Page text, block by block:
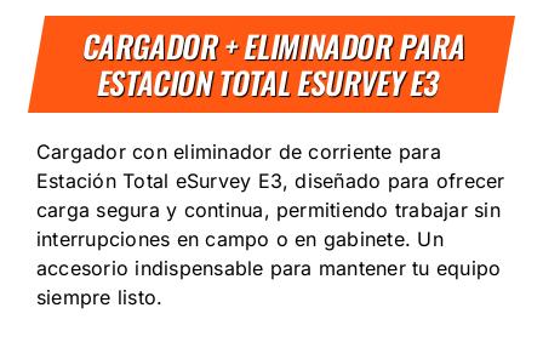
CARGADOR + ELIMINADOR PARA
ESTACION TOTAL ESURVEY E3
Cargador con eliminador de corriente para
Estación Total eSurvey E3, diseñado para ofrecer
carga segura y continua, permitiendo trabajar sin
interrupciones en campo o en gabinete. Un
accesorio indispensable para mantener tu equipo
siempre listo.